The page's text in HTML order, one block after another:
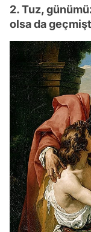
2. Tuz,
olsa da